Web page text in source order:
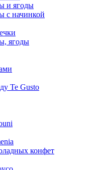
и ягоды
с начинкой
ягоды
Te Gusto
конфет